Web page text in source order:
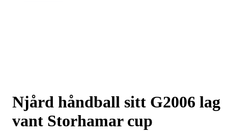
Njård håndball sitt G2006 lag
vant Storhamar cup